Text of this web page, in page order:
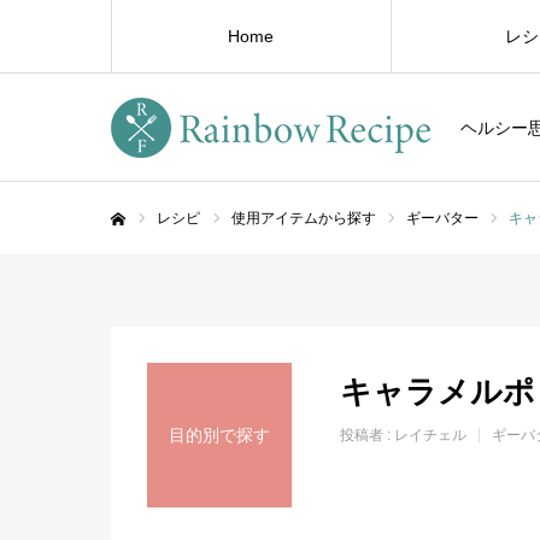
ヘルシー
Home レ
レシピ 使用アイテムから探す ギーバター キ
目的別で探す
キャラメル
投稿者 : レイチェル ギーバ